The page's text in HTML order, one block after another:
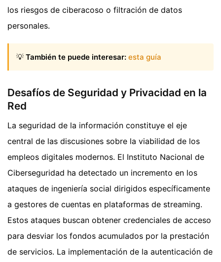
los riesgos de ciberacoso o filtración de datos
personales.
💡 También te puede interesar: esta guía
Desafíos de Seguridad y Privacidad en la
Red
La seguridad de la información constituye el eje
central de las discusiones sobre la viabilidad de los
empleos digitales modernos. El Instituto Nacional de
Ciberseguridad ha detectado un incremento en los
ataques de ingeniería social dirigidos específicamente
a gestores de cuentas en plataformas de streaming.
Estos ataques buscan obtener credenciales de acceso
para desviar los fondos acumulados por la prestación
de servicios. La implementación de la autenticación de